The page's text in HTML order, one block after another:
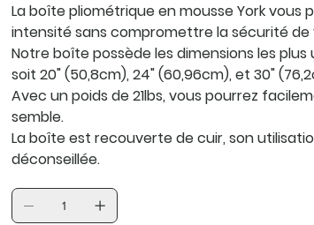
La boîte pliométrique en mousse York
intensité sans compromettre la sécurité de
Notre boîte possède les dimensions les
soit 20" (50,8cm), 24" (60,96cm), et 30"
Avec un poids de 21lbs, vous pourrez
semble.
La boîte est recouverte de cuir, son
déconseillée.